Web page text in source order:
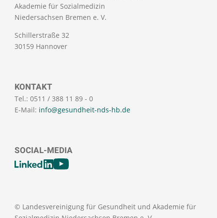
Akademie für Sozialmedizin
Niedersachsen Bremen e. V.
Schillerstraße 32
30159 Hannover
KONTAKT
Tel.: 0511 / 388 11 89 - 0
E-Mail: info@gesundheit-nds-hb.de
SOCIAL-MEDIA
[SOCIALLINKSTITLE]
© Landesvereinigung für Gesundheit und Akademie für